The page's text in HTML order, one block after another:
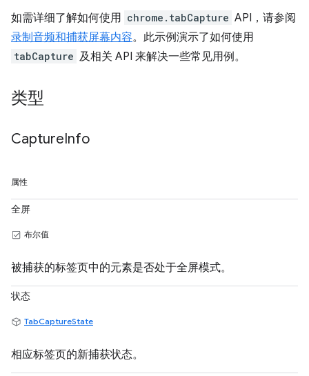
如需详细了解如何使用 chrome.tabCapture API，请参阅
录制音频和捕获屏幕内容。此示例演示了如何使用
tabCapture 及相关 API 来解决一些常见用例。
类型
CaptureInfo
属性
全屏
布尔值
被捕获的标签页中的元素是否处于全屏模式。
状态
TabCaptureState
相应标签页的新捕获状态。